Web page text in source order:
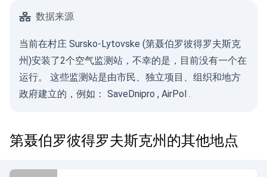
数据来源
当前在村庄 Sursko-Lytovske (第聂伯罗彼得罗夫斯克
州)安装了2个空气监测站，不幸的是，目前没有一个在
运行。 这些监测站是由市民、独立项目、组织和地方
政府建立的，例如： SaveDnipro , AirPol .
第聂伯罗彼得罗夫斯克州的其他地点